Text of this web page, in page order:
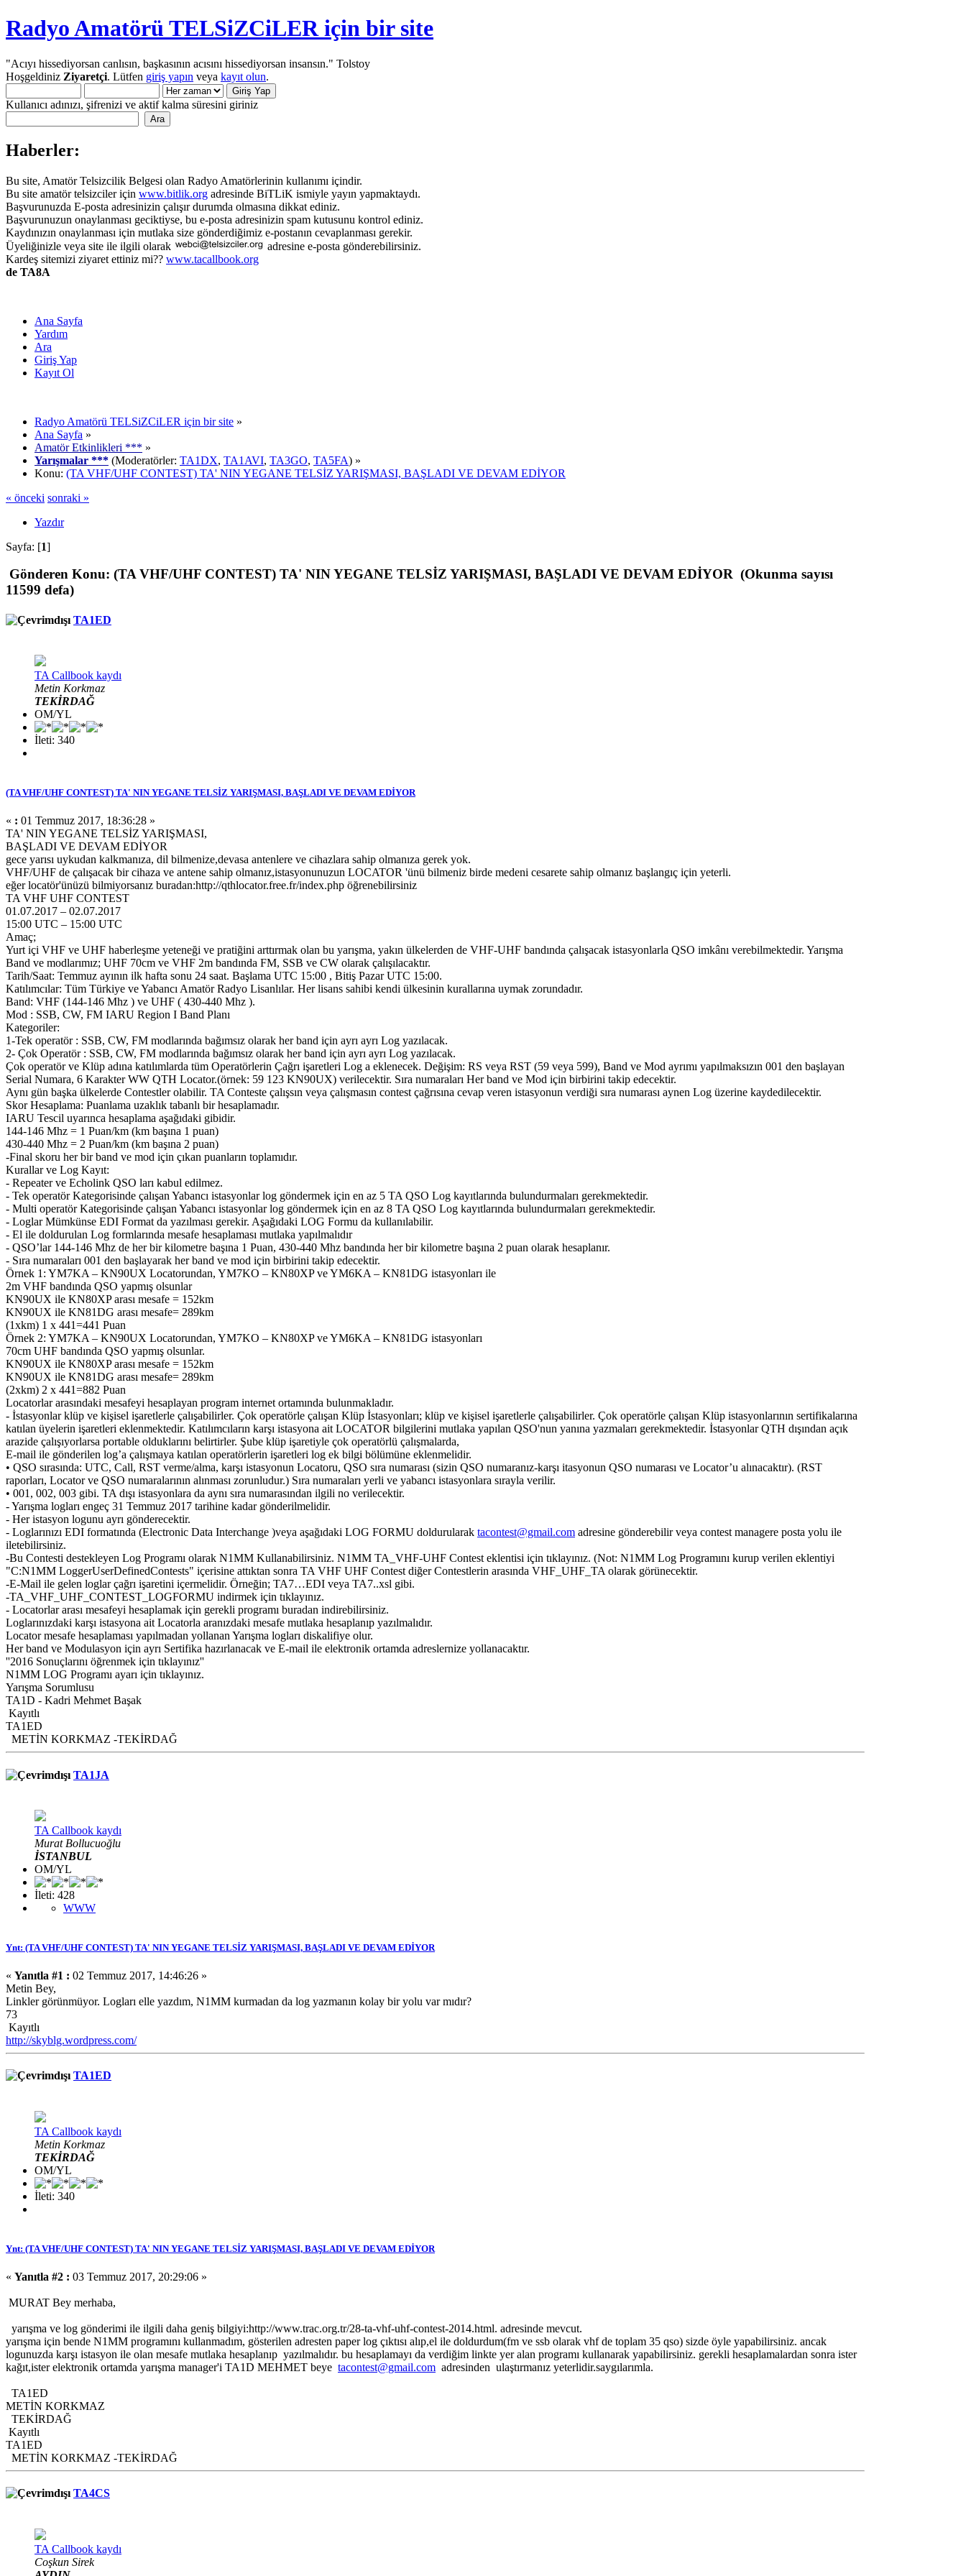
Radyo Amatörü TELSiZCiLER için bir site
"Acıyı hissediyorsan canlısın, başkasının acısını hissediyorsan insansın." Tolstoy
Hoşgeldiniz Ziyaretçi. Lütfen giriş yapın veya kayıt olun.
Kullanıcı adınızı, şifrenizi ve aktif kalma süresini giriniz
Haberler:
Bu site, Amatör Telsizcilik Belgesi olan Radyo Amatörlerinin kullanımı içindir.
Bu site amatör telsizciler için www.bitlik.org adresinde BiTLiK ismiyle yayın yapmaktaydı.
Başvurunuzda E-posta adresinizin çalışır durumda olmasına dikkat ediniz.
Başvurunuzun onaylanması geciktiyse, bu e-posta adresinizin spam kutusunu kontrol ediniz.
Kaydınızın onaylanması için mutlaka size gönderdiğimiz e-postanın cevaplanması gerekir.
Üyeliğinizle veya site ile ilgili olarak
adresine e-posta gönderebilirsiniz.
Kardeş sitemizi ziyaret ettiniz mi?? www.tacallbook.org
de TA8A
Ana Sayfa
Yardım
Ara
Giriş Yap
Kayıt Ol
Radyo Amatörü TELSiZCiLER için bir site »
Ana Sayfa »
Amatör Etkinlikleri *** »
Yarışmalar *** (Moderatörler: TA1DX, TA1AVI, TA3GO, TA5FA) »
Konu: (TA VHF/UHF CONTEST) TA' NIN YEGANE TELSİZ YARIŞMASI, BAŞLADI VE DEVAM EDİYOR
« önceki sonraki »
Yazdır
Sayfa: [1]
Gönderen Konu: (TA VHF/UHF CONTEST) TA' NIN YEGANE TELSİZ YARIŞMASI, BAŞLADI VE DEVAM EDİYOR (Okunma sayısı
11599 defa)
TA1ED
TA Callbook kaydı
Metin Korkmaz
TEKİRDAĞ
OM/YL
İleti: 340
(TA VHF/UHF CONTEST) TA' NIN YEGANE TELSİZ YARIŞMASI, BAŞLADI VE DEVAM EDİYOR
« : 01 Temmuz 2017, 18:36:28 »
TA' NIN YEGANE TELSİZ YARIŞMASI,
BAŞLADI VE DEVAM EDİYOR
gece yarısı uykudan kalkmanıza, dil bilmenize,devasa antenlere ve cihazlara sahip olmanıza gerek yok.
VHF/UHF de çalışacak bir cihaza ve antene sahip olmanız,istasyonunuzun LOCATOR 'ünü bilmeniz birde medeni cesarete sahip olmanız başlangıç için yeterli.
eğer locatör'ünüzü bilmiyorsanız buradan:http://qthlocator.free.fr/index.php öğrenebilirsiniz
TA VHF UHF CONTEST
01.07.2017 – 02.07.2017
15:00 UTC – 15:00 UTC
Amaç;
Yurt içi VHF ve UHF haberleşme yeteneği ve pratiğini arttırmak olan bu yarışma, yakın ülkelerden de VHF-UHF bandında çalışacak istasyonlarla QSO imkânı verebilmektedir. Yarışma
Band ve modlarımız; UHF 70cm ve VHF 2m bandında FM, SSB ve CW olarak çalışılacaktır.
Tarih/Saat: Temmuz ayının ilk hafta sonu 24 saat. Başlama UTC 15:00 , Bitiş Pazar UTC 15:00.
Katılımcılar: Tüm Türkiye ve Yabancı Amatör Radyo Lisanlılar. Her lisans sahibi kendi ülkesinin kurallarına uymak zorundadır.
Band: VHF (144-146 Mhz ) ve UHF ( 430-440 Mhz ).
Mod : SSB, CW, FM IARU Region I Band Planı
Kategoriler:
1-Tek operatör : SSB, CW, FM modlarında bağımsız olarak her band için ayrı ayrı Log yazılacak.
2- Çok Operatör : SSB, CW, FM modlarında bağımsız olarak her band için ayrı ayrı Log yazılacak.
Çok operatör ve Klüp adına katılımlarda tüm Operatörlerin Çağrı işaretleri Log a eklenecek. Değişim: RS veya RST (59 veya 599), Band ve Mod ayrımı yapılmaksızın 001 den başlayan
Serial Numara, 6 Karakter WW QTH Locator.(örnek: 59 123 KN90UX) verilecektir. Sıra numaraları Her band ve Mod için birbirini takip edecektir.
Aynı gün başka ülkelerde Contestler olabilir. TA Conteste çalışsın veya çalışmasın contest çağrısına cevap veren istasyonun verdiği sıra numarası aynen Log üzerine kaydedilecektir.
Skor Hesaplama: Puanlama uzaklık tabanlı bir hesaplamadır.
IARU Tescil uyarınca hesaplama aşağıdaki gibidir.
144-146 Mhz = 1 Puan/km (km başına 1 puan)
430-440 Mhz = 2 Puan/km (km başına 2 puan)
-Final skoru her bir band ve mod için çıkan puanların toplamıdır.
Kurallar ve Log Kayıt:
- Repeater ve Echolink QSO ları kabul edilmez.
- Tek operatör Kategorisinde çalışan Yabancı istasyonlar log göndermek için en az 5 TA QSO Log kayıtlarında bulundurmaları gerekmektedir.
- Multi operatör Kategorisinde çalışan Yabancı istasyonlar log göndermek için en az 8 TA QSO Log kayıtlarında bulundurmaları gerekmektedir.
- Loglar Mümkünse EDI Format da yazılması gerekir. Aşağıdaki LOG Formu da kullanılabilir.
- El ile doldurulan Log formlarında mesafe hesaplaması mutlaka yapılmalıdır
- QSO’lar 144-146 Mhz de her bir kilometre başına 1 Puan, 430-440 Mhz bandında her bir kilometre başına 2 puan olarak hesaplanır.
- Sıra numaraları 001 den başlayarak her band ve mod için birbirini takip edecektir.
Örnek 1: YM7KA – KN90UX Locatorundan, YM7KO – KN80XP ve YM6KA – KN81DG istasyonları ile
2m VHF bandında QSO yapmış olsunlar
KN90UX ile KN80XP arası mesafe = 152km
KN90UX ile KN81DG arası mesafe= 289km
(1xkm) 1 x 441=441 Puan
Örnek 2: YM7KA – KN90UX Locatorundan, YM7KO – KN80XP ve YM6KA – KN81DG istasyonları
70cm UHF bandında QSO yapmış olsunlar.
KN90UX ile KN80XP arası mesafe = 152km
KN90UX ile KN81DG arası mesafe= 289km
(2xkm) 2 x 441=882 Puan
Locatorlar arasındaki mesafeyi hesaplayan program internet ortamında bulunmakladır.
- İstasyonlar klüp ve kişisel işaretlerle çalışabilirler. Çok operatörle çalışan Klüp İstasyonları; klüp ve kişisel işaretlerle çalışabilirler. Çok operatörle çalışan Klüp istasyonlarının sertifikalarına
katılan üyelerin işaretleri eklenmektedir. Katılımcıların karşı istasyona ait LOCATOR bilgilerini mutlaka yapılan QSO'nun yanına yazmaları gerekmektedir. İstasyonlar QTH dışından açık
arazide çalışıyorlarsa portable olduklarını belirtirler. Şube klüp işaretiyle çok operatörlü çalışmalarda,
E-mail ile gönderilen log’a çalışmaya katılan operatörlerin işaretleri log ek bilgi bölümüne eklenmelidir.
• QSO sırasında: UTC, Call, RST verme/alma, karşı istasyonun Locatoru, QSO sıra numarası (sizin QSO numaranız-karşı itasyonun QSO numarası ve Locator’u alınacaktır). (RST
raporları, Locator ve QSO numaralarının alınması zorunludur.) Sıra numaraları yerli ve yabancı istasyonlara sırayla verilir.
• 001, 002, 003 gibi. TA dışı istasyonlara da aynı sıra numarasından ilgili no verilecektir.
- Yarışma logları engeç 31 Temmuz 2017 tarihine kadar gönderilmelidir.
- Her istasyon logunu ayrı gönderecektir.
- Loglarınızı EDI formatında (Electronic Data Interchange )veya aşağıdaki LOG FORMU doldurularak tacontest@gmail.com adresine gönderebilir veya contest managere posta yolu ile
iletebilirsiniz.
-Bu Contesti destekleyen Log Programı olarak N1MM Kullanabilirsiniz. N1MM TA_VHF-UHF Contest eklentisi için tıklayınız. (Not: N1MM Log Programını kurup verilen eklentiyi
"C:N1MM LoggerUserDefinedContests" içerisine attıktan sonra TA VHF UHF Contest diğer Contestlerin arasında VHF_UHF_TA olarak görünecektir.
-E-Mail ile gelen loglar çağrı işaretini içermelidir. Örneğin; TA7…EDI veya TA7..xsl gibi.
-TA_VHF_UHF_CONTEST_LOGFORMU indirmek için tıklayınız.
- Locatorlar arası mesafeyi hesaplamak için gerekli programı buradan indirebilirsiniz.
Loglarınızdaki karşı istasyona ait Locatorla aranızdaki mesafe mutlaka hesaplanıp yazılmalıdır.
Locator mesafe hesaplaması yapılmadan yollanan Yarışma logları diskalifiye olur.
Her band ve Modulasyon için ayrı Sertifika hazırlanacak ve E-mail ile elektronik ortamda adreslernize yollanacaktır.
''2016 Sonuçlarını öğrenmek için tıklayınız''
N1MM LOG Programı ayarı için tıklayınız.
Yarışma Sorumlusu
TA1D - Kadri Mehmet Başak
Kayıtlı
TA1ED
METİN KORKMAZ -TEKİRDAĞ
TA1JA
TA Callbook kaydı
Murat Bollucuoğlu
İSTANBUL
OM/YL
İleti: 428
WWW
Ynt: (TA VHF/UHF CONTEST) TA' NIN YEGANE TELSİZ YARIŞMASI, BAŞLADI VE DEVAM EDİYOR
« Yanıtla #1 : 02 Temmuz 2017, 14:46:26 »
Metin Bey,
Linkler görünmüyor. Logları elle yazdım, N1MM kurmadan da log yazmanın kolay bir yolu var mıdır?
73
Kayıtlı
http://skyblg.wordpress.com/
TA1ED
TA Callbook kaydı
Metin Korkmaz
TEKİRDAĞ
OM/YL
İleti: 340
Ynt: (TA VHF/UHF CONTEST) TA' NIN YEGANE TELSİZ YARIŞMASI, BAŞLADI VE DEVAM EDİYOR
« Yanıtla #2 : 03 Temmuz 2017, 20:29:06 »
MURAT Bey merhaba,
yarışma ve log gönderimi ile ilgili daha geniş bilgiyi:http://www.trac.org.tr/28-ta-vhf-uhf-contest-2014.html. adresinde mevcut.
yarışma için bende N1MM programını kullanmadım, gösterilen adresten paper log çıktısı alıp,el ile doldurdum(fm ve ssb olarak vhf de toplam 35 qso) sizde öyle yapabilirsiniz. ancak
logunuzda karşı istasyon ile olan mesafe mutlaka hesaplanıp yazılmalıdır. bu hesaplamayı da verdiğim linkte yer alan programı kullanarak yapabilirsiniz. gerekli hesaplamalardan sonra ister
kağıt,ister elektronik ortamda yarışma manager'i TA1D MEHMET beye tacontest@gmail.com adresinden ulaştırmanız yeterlidir.saygılarımla.
TA1ED
METİN KORKMAZ
TEKİRDAĞ
Kayıtlı
TA1ED
METİN KORKMAZ -TEKİRDAĞ
TA4CS
TA Callbook kaydı
Coşkun Sirek